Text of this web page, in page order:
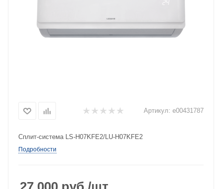
Артикул: e00431787
Сплит-система LS-H07KFE2/LU-H07KFE2
Подробности